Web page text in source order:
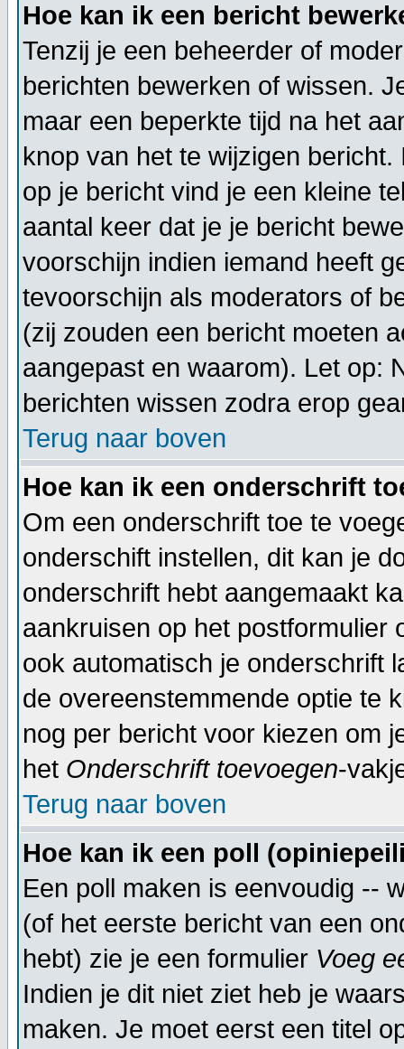
Hoe kan ik een bericht
Tenzij je een beheerder of
berichten bewerken of wissen.
maar een beperkte tijd na het
knop van het te wijzigen
op je bericht vind je een kleine
aantal keer dat je je bericht
voorschijn indien iemand heeft
tevoorschijn als moderators of
(zij zouden een bericht moeten
aangepast en waarom). Let op:
berichten wissen zodra erop
Terug naar boven
Hoe kan ik een onderschrift
Om een onderschrift toe te
onderschift instellen, dit kan je
onderschrift hebt aangemaakt
aankruisen op het postformulier
ook automatisch je onderschrift
de overeenstemmende optie te
nog per bericht voor kiezen om
het Onderschrift toevoegen-
Terug naar boven
Hoe kan ik een poll
Een poll maken is eenvoudig --
(of het eerste bericht van een
hebt) zie je een formulier Voeg
Indien je dit niet ziet heb je
maken. Je moet eerst een titel